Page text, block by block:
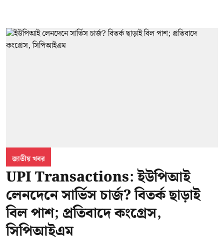
জাতীয় খবর
UPI Transactions: ইউপিআই
লেনদেনে সার্ভিস চার্জ? বিতর্ক ছাড়াই
বিল পাশ; প্রতিবাদে কংগ্রেস,
সিপিআইএম